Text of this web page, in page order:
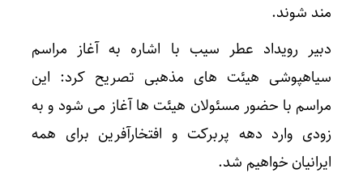
مند شوند.
دبیر رویداد عطر سیب با اشاره به آغاز مراسم
سیاهپوشی هیئت های مذهبی تصریح کرد: این
مراسم با حضور مسئولان هیئت ها آغاز می شود و به
زودی وارد دهه پربرکت و افتخارآفرین برای همه
ایرانیان خواهیم شد.